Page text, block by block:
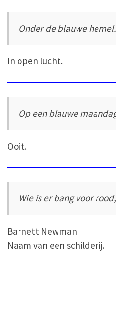
Onder de blauwe hemel.
In open lucht.
Op een blauwe
Ooit.
Wie is er bang voor
Barnett Newman
Naam van een schilderij.